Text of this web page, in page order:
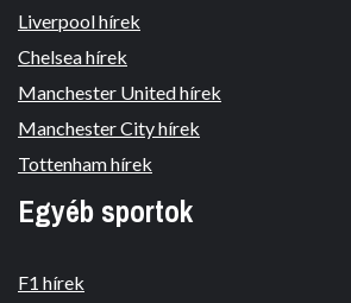
Liverpool hírek
Chelsea hírek
Manchester United hírek
Manchester City hírek
Tottenham hírek
Egyéb sportok
F1 hírek